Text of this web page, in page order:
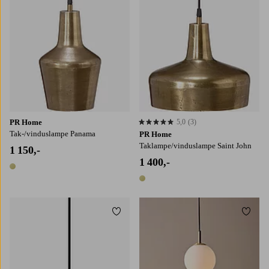
PR Home
Tak-/vinduslampe Panama
1 150,-
1 farge
PR Home
Taklampe/vinduslampe Saint John
1 400,-
1 farge
5,0 basert på 3 karaktergivninger
5,0 (3)
Legg til favoritter